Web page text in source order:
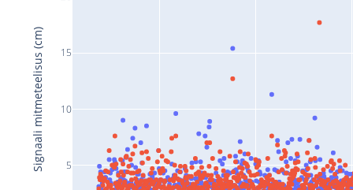
5
10
15
Signaali mitmeteelisus (cm)